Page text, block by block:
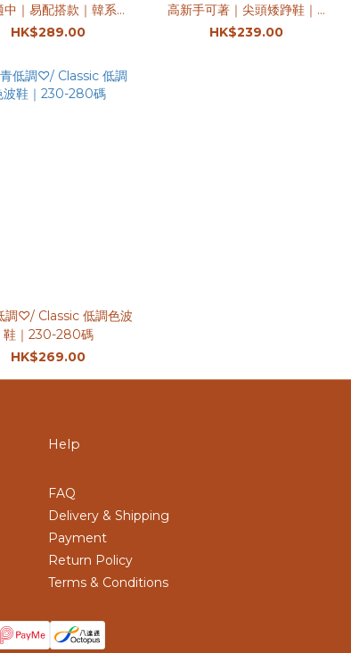
中｜易配搭款｜韓系長
boot
HK$289.00
高新手可著｜尖頭矮踭鞋｜4
色入
HK$239.00
調♡/ Classic 低調色波
鞋｜230-280碼
HK$269.00
Help
FAQ
Delivery & Shipping
Payment
Return Policy
Terms & Conditions